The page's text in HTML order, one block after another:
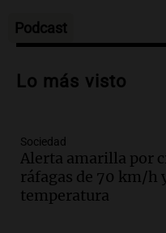
Episodios
Audio.La
la educación y
Audio.
de León XIV a
sobre su
Panorama Federal
Podcast
Lo más visto
Sociedad
Alerta amarilla por
ráfagas de 70 km/h
temperatura